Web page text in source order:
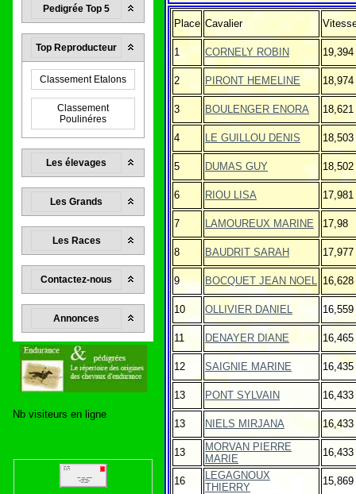
Pedigrée Top 5
Top Reproducteur
Classement Etalons
Classement
Poulinéres
Les élevages
Les Grands
Les Races
Contactez-nous
Annonces
Nb visiteurs en ligne
Place Cavalier
1 CORNELY ROBIN 19,394
2 PIRONT HEMELINE 18,974
3 BOULENGER ENORA 18,621
4 LE GUILLOU DENIS 18,503
5 DUMAS GUY 18,502
6 RIOU LISA 17,981
7 LAMOUREUX MARINE 17,98
8 BAUDRIT SARAH 17,977
9 BOCQUET JEAN NOEL 16,628
10 OLLIVIER DANIEL 16,559
11 DENAYER DIANE 16,465
12 SAIGNIE MARINE 16,435
13 PONT SYLVAIN 16,433
13 NIELS MIRJANA 16,433
13
MORVAN PIERRE
MARIE
16,433
16
LEGAGNOUX
THIERRY
15,869